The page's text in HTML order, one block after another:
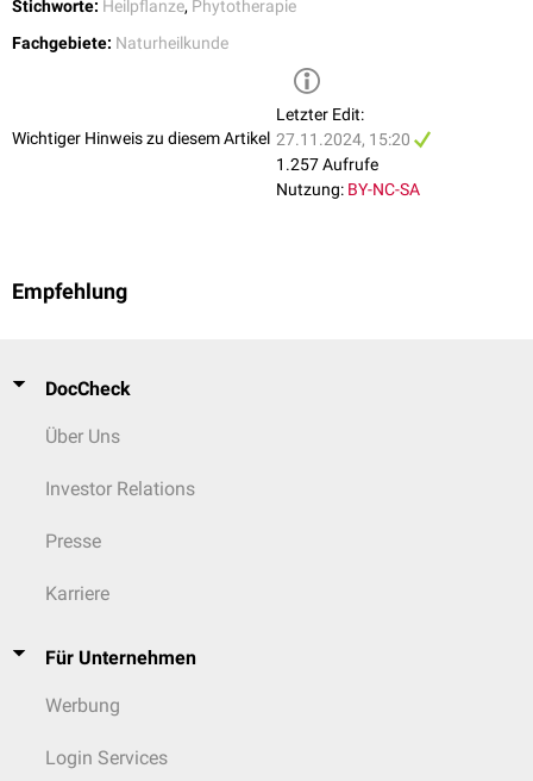
Stichworte: Heilpflanze, Phytotherapie
Fachgebiete: Naturheilkunde
Wichtiger Hinweis zu diesem Artikel
Letzter Edit:
27.11.2024, 15:20
1.257 Aufrufe
Nutzung: BY-NC-SA
Empfehlung
DocCheck
Über Uns
Investor Relations
Presse
Karriere
Für Unternehmen
Werbung
Login Services